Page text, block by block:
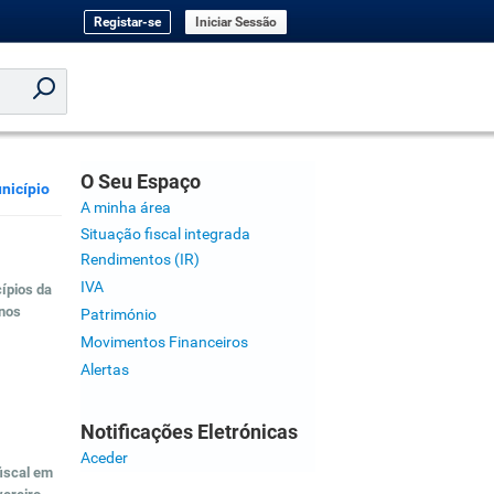
Registar-se Iniciar Sessão
da
em
O Seu Espaço
A minha área
Situação fiscal integrada
Rendimentos (IR)
IVA
Património
Movimentos Financeiros
Alertas
Notificações Eletrónicas
Aceder